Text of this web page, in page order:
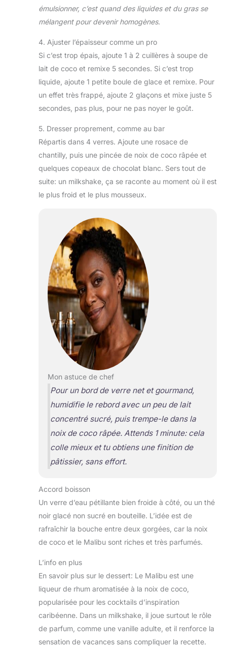
émulsionner, c’est quand des liquides et du gras se
mélangent pour devenir homogènes.
4. Ajuster l’épaisseur comme un pro
Si c’est trop épais, ajoute 1 à 2 cuillères à soupe de
lait de coco et remixe 5 secondes. Si c’est trop
liquide, ajoute 1 petite boule de glace et remixe. Pour
un effet très frappé, ajoute 2 glaçons et mixe juste 5
secondes, pas plus, pour ne pas noyer le goût.
5. Dresser proprement, comme au bar
Répartis dans 4 verres. Ajoute une rosace de
chantilly, puis une pincée de noix de coco râpée et
quelques copeaux de chocolat blanc. Sers tout de
suite: un milkshake, ça se raconte au moment où il est
le plus froid et le plus mousseux.
Mon astuce de chef
Pour un bord de verre net et gourmand,
humidifie le rebord avec un peu de lait
concentré sucré, puis trempe-le dans la
noix de coco râpée. Attends 1 minute: cela
colle mieux et tu obtiens une finition de
pâtissier, sans effort.
Accord boisson
Un verre d’eau pétillante bien froide à côté, ou un thé
noir glacé non sucré en bouteille. L’idée est de
rafraîchir la bouche entre deux gorgées, car la noix
de coco et le Malibu sont riches et très parfumés.
L’info en plus
En savoir plus sur le dessert: Le Malibu est une
liqueur de rhum aromatisée à la noix de coco,
popularisée pour les cocktails d’inspiration
caribéenne. Dans un milkshake, il joue surtout le rôle
de parfum, comme une vanille adulte, et il renforce la
sensation de vacances sans compliquer la recette.